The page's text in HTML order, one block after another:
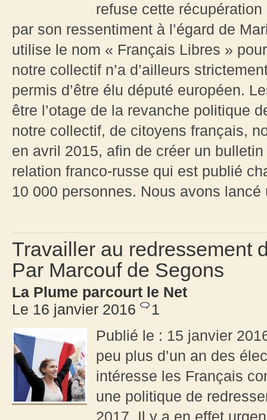
refuse cette
par son ressentiment à l’égard de
utilise le nom « Français Libres »
notre collectif n’a d’ailleurs
permis d’être élu député européen.
être l’otage de la revanche politique
notre collectif, de citoyens français,
en avril 2015, afin de créer un
relation franco-russe qui est publié
10 000 personnes. Nous avons
Travailler au redressement
Par Marcouf de Segons
La Plume parcourt le Net
Le 16 janvier 2016
1
Publié le : 15 janvier
peu plus d’un an des
intéresse les Français
une politique de
2017. Il y a en effet